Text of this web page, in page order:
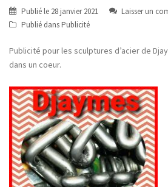
Publié le 28 janvier 2021
Laisser un
Publié dans Publicité
Publicité pour les sculptures d’acier de
dans un coeur.